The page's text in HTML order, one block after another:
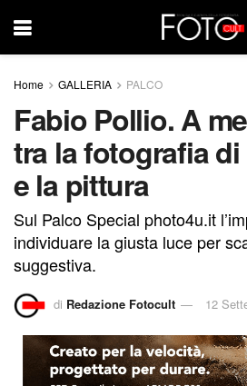
Home GALLERIA PALCO
Fabio Pollio. A
tra la fotografia
e la pittura
Sul Palco Special photo4u.it
individuare la giusta luce per
suggestiva.
di Redazione Fotocult 12